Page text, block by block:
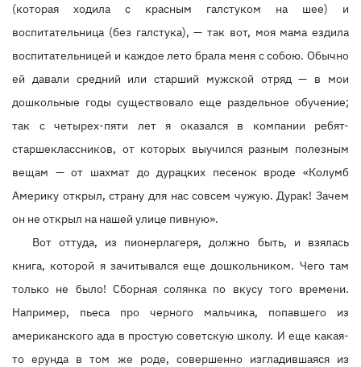
(которая ходила с красным галстуком на шее) и
воспитательница (без галстука), — так вот, моя мама ездила
воспитательницей и каждое лето брала меня с собою. Обычно
ей давали средний или старший мужской отряд — в мои
дошкольные годы существовало еще раздельное обучение;
так с четырех-пяти лет я оказался в компании ребят-
старшеклассников, от которых выучился разным полезным
вещам — от шахмат до дурацких песенок вроде «Колумб
Америку открыл, страну для нас совсем чужую. Дурак! Зачем
он не открыл на нашей улице пивную».
Вот оттуда, из пионерлагеря, должно быть, и взялась
книга, которой я зачитывался еще дошкольником. Чего там
только не было! Сборная солянка по вкусу того времени.
Например, пьеса про черного мальчика, попавшего из
американского ада в простую советскую школу. И еще какая-
то ерунда в том же роде, совершенно изгладившаяся из